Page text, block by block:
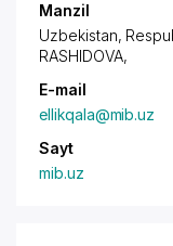
Manzil
Uzbekistan,
RASHIDOVA,
E-mail
ellikqala@mib.uz
Sayt
mib.uz